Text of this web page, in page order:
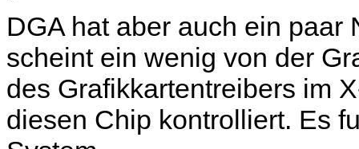
DGA hat aber auch ein
scheint ein wenig von der
des Grafikkartentreibers im
diesen Chip kontrolliert. Es